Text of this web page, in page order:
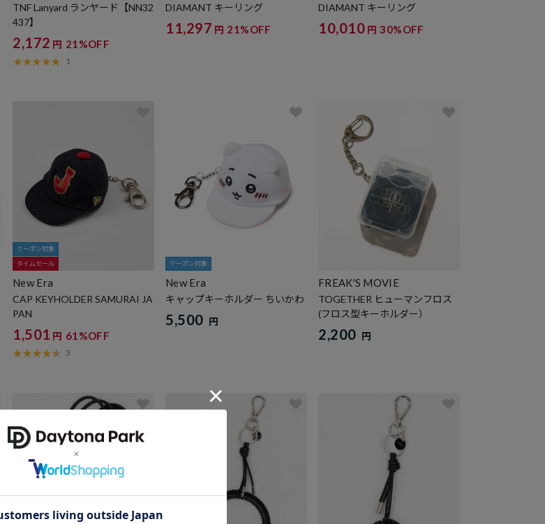
TNF Lanyard ランヤード【NN32
437】
2,172 円 21%OFF
1
DIAMANT キーリング
11,297 円 21%OFF
DIAMANT キーリング
10,010 円 30%OFF
クーポン対象
タイムセール
New Era
CAP KEYHOLDER SAMURAI JA
PAN
1,501 円 61%OFF
3
クーポン対象
New Era
キャップキーホルダー ちいかわ
5,500 円
FREAK'S MOVIE
TOGETHER ヒューマンフロス
(フロス型キーホルダー）
2,200 円